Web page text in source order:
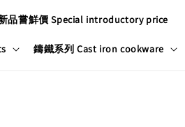
品嘗鮮價 Special introductory price
鑄鐵系列 Cast iron cookware